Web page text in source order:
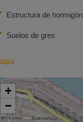
Estructura de hormigón
Suelos de gres
+
−